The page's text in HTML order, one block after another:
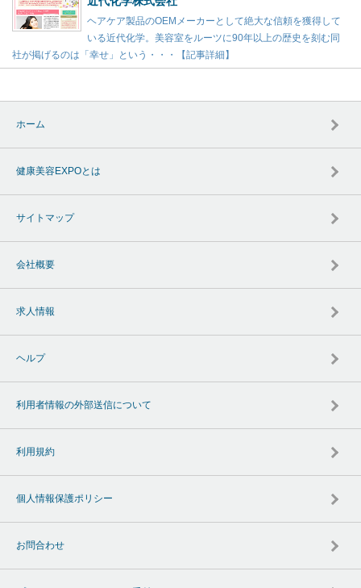
ヘアケア製品のOEMメーカーとして絶大な信頼を獲得して
いる近代化学。美容室をルーツに90年以上の歴史を刻む同
社が掲げるのは「幸せ」という・・・【記事詳細】
ホーム
健康美容EXPOとは
サイトマップ
会社概要
求人情報
ヘルプ
利用者情報の外部送信について
利用規約
個人情報保護ポリシー
お問合わせ